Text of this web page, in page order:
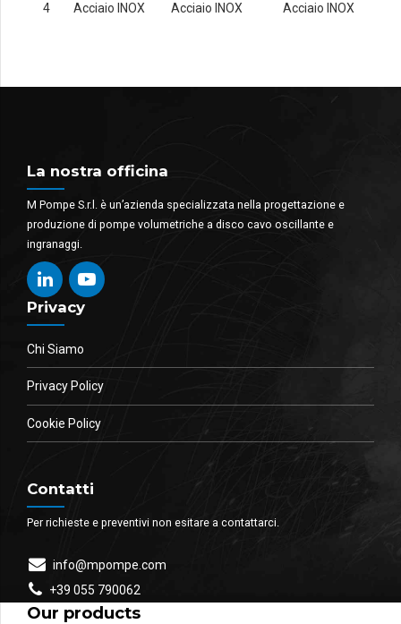
4 Acciaio INOX Acciaio INOX Acciaio INOX
La nostra officina
M Pompe S.r.l. è un’azienda specializzata nella progettazione e
produzione di pompe volumetriche a disco cavo oscillante e
ingranaggi.
Privacy
Chi Siamo
Privacy Policy
Cookie Policy
Contatti
Per richieste e preventivi non esitare a contattarci.
info@mpompe.com
+39 055 790062
Our products